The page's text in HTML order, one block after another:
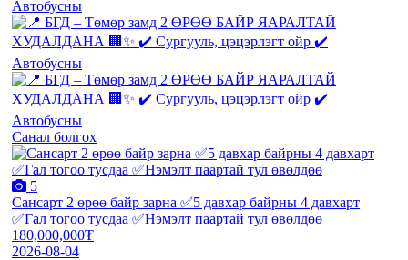
Санал болгох
5
Сансарт 2 өрөө байр зарна ✅5 давхар байрны 4 давхарт
✅Гал тогоо тусдаа ✅Нэмэлт паартай тул өвөлдөө
180,000,000₮
2026-08-04